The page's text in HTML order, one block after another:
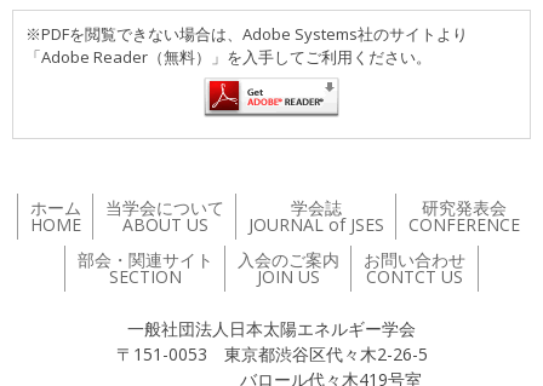
※PDFを閲覧できない場合は、Adobe Systems社のサイトより
「Adobe Reader（無料）」を入手してご利用ください。
ホーム
HOME
当学会について
ABOUT US
学会誌
JOURNAL of JSES
研究発表会
CONFERENCE
部会・関連サイト
SECTION
入会のご案内
JOIN US
お問い合わせ
CONTCT US
一般社団法人日本太陽エネルギー学会
〒151-0053 東京都渋谷区代々木2-26-5
バロール代々木419号室